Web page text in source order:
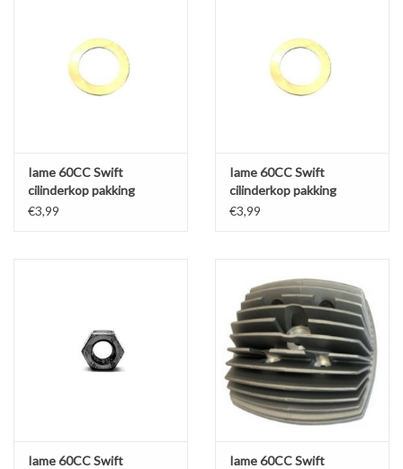
Iame 60CC Swift
cilinderkop pakking
0.10MM
€3,99
Iame 60CC Swift
cilinderkop pakking
0.05MM
€3,99
Iame 60CC Swift
Iame 60CC Swift